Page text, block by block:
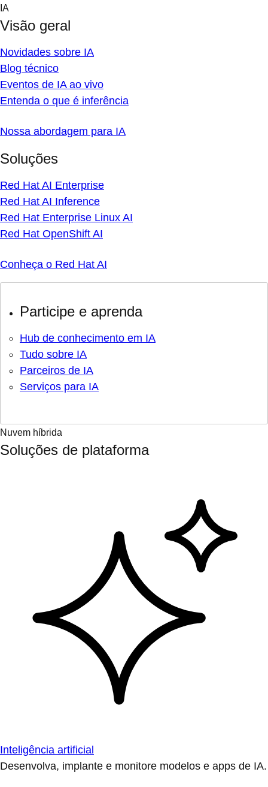
Skip
content
IA
Visão geral
Novidades sobre IA
Blog técnico
Eventos de IA ao vivo
Entenda o que é inferência
Nossa abordagem para IA
Soluções
Red Hat AI Enterprise
Red Hat AI Inference
Red Hat Enterprise Linux AI
Red Hat OpenShift AI
Conheça o Red Hat AI
Participe e aprenda
Hub de conhecimento em IA
Tudo sobre IA
Parceiros de IA
Serviços para IA
Nuvem híbrida
Soluções de plataforma
Inteligência artificial
Desenvolva, implante e monitore modelos e apps de IA.